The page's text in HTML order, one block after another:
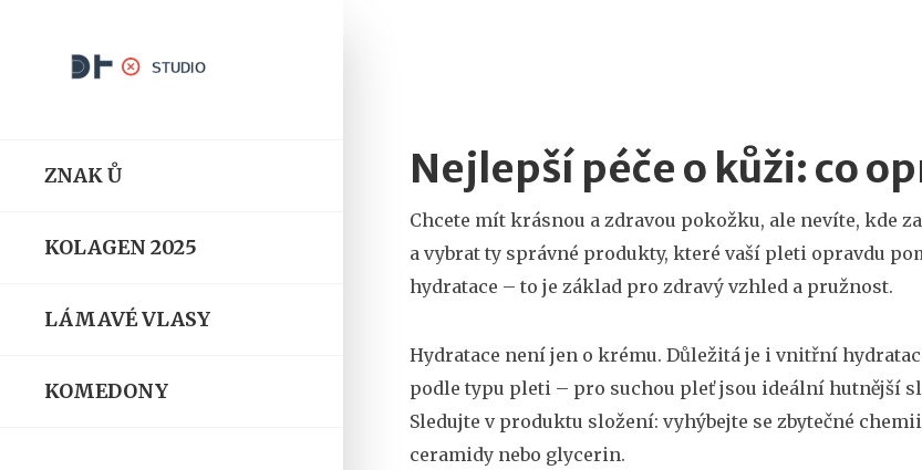
ZNAK Ů
KOLAGEN 2025
LÁMAVÉ VLASY
KOMEDONY
Nejlepší péče o kůži: co
Chcete mít krásnou a zdravou pokožku, ale nevíte, kde
a vybrat ty správné produkty, které vaší pleti opravdu
hydratace – to je základ pro zdravý vzhled a pružnost.
Hydratace není jen o krému. Důležitá je i vnitřní
podle typu pleti – pro suchou pleť jsou ideální hutnější
Sledujte v produktu složení: vyhýbejte se zbytečné
ceramidy nebo glycerin.